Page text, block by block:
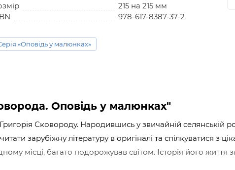
215 на 215 мм
978-617-8387-37-2
«Оповідь у малюнках»
Оповідь у малюнках"
Сковороду. Народившись у звичайній селянській
зарубіжну літературу в оригіналі та спілкуватися з
місці, багато подорожував світом. Історія його життя